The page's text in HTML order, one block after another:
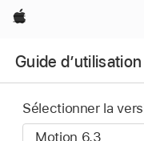
Apple
Guide
Sélectionner la